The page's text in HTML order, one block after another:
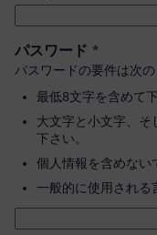
パスワード *
パスワードの要件は次の
最低8文字を含めて下
大文字と小文字、そ
下さい。
個人情報を含めない
一般的に使用される